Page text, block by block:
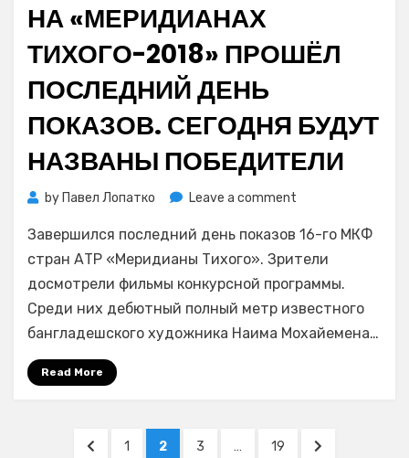
НА «МЕРИДИАНАХ
ТИХОГО-2018» ПРОШЁЛ
ПОСЛЕДНИЙ ДЕНЬ
ПОКАЗОВ. СЕГОДНЯ БУДУТ
НАЗВАНЫ ПОБЕДИТЕЛИ
by Павел Лопатко Leave a comment
«Меридианах
Тихого-2018»
прошёл
день
показов.
Завершился последний день показов 16-го МКФ
стран АТР «Меридианы Тихого». Зрители
досмотрели фильмы конкурсной программы.
Среди них дебютный полный метр известного
бангладешского художника Наима Мохайемена…
Read More
Навигация
PREVIOUS
PAGE
1 PAGE
2 PAGE
3 … PAGE
19
NEXT